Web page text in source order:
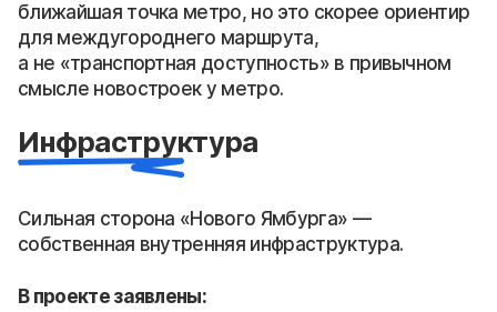
ближайшая точка метро, но это скорее ориентир
для междугороднего маршрута,
а не «транспортная доступность» в привычном
смысле новостроек у метро.
Инфраструктура
Сильная сторона «Нового Ямбурга» —
собственная внутренняя инфраструктура.
В проекте заявлены: